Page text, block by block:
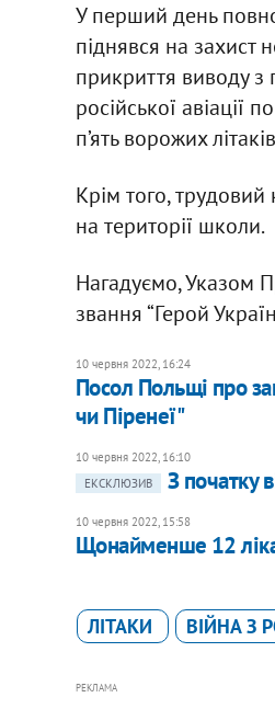
У перший день
піднявся на захист
прикриття виводу з
російської
п’ять ворожих
Крім того, трудовий
на території школи.
Нагадуємо, Указом
звання “Герой
10 червня 2022, 16:24
Посол Польщі про
чи Піренеї"
10 червня 2022, 16:10
ЕКСКЛЮЗИВ
З початку
10 червня 2022, 15:58
Щонайменше 12
ЛІТАКИ ВІЙНА З
РЕКЛАМА